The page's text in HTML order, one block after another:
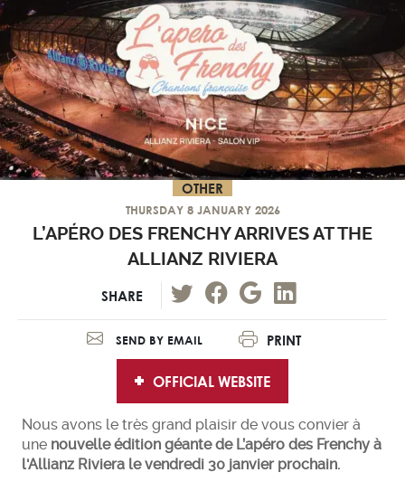
OTHER
THURSDAY 8 JANUARY 2026
L’APÉRO DES FRENCHY ARRIVES AT THE
ALLIANZ RIVIERA
SHARE
SEND BY EMAIL PRINT
OFFICIAL WEBSITE
Nous avons le très grand plaisir de vous convier à
une nouvelle édition géante de L’apéro des Frenchy à
l'Allianz Riviera le vendredi 30 janvier prochain.